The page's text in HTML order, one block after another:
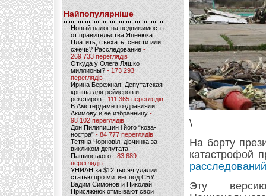
Найпопулярніше
Новый налог на недвижимость
от правительства Яценюка.
Платить, съехать, снести или
сжечь? Расследование-
269 733 переглядів
Откуда у Олега Ляшко
миллионы? - 173 293
переглядів
Ирина Бережная. Депутатская
крыша для рейдеров и
рекетиров - 111 365 переглядів
В Амстердаме поздравляли
Акимову и ее избранницу -
98 102 переглядів
Дон Пилипишин і його “коза-
ностра” - 84 777 переглядів
Тетяна Чорновіл: дівчинка за
викликом депутата
Пашинського- 83 689
переглядів
УНИАН за $12 тысяч удалил
статью про митинг под СБУ.
Вадим Симонов и Николай
Присяжнюк отмывают свои
\
На борту
катастрофой
Эту